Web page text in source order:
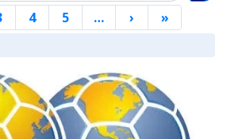
4 5 … › Volgende
pagina
»
pagina